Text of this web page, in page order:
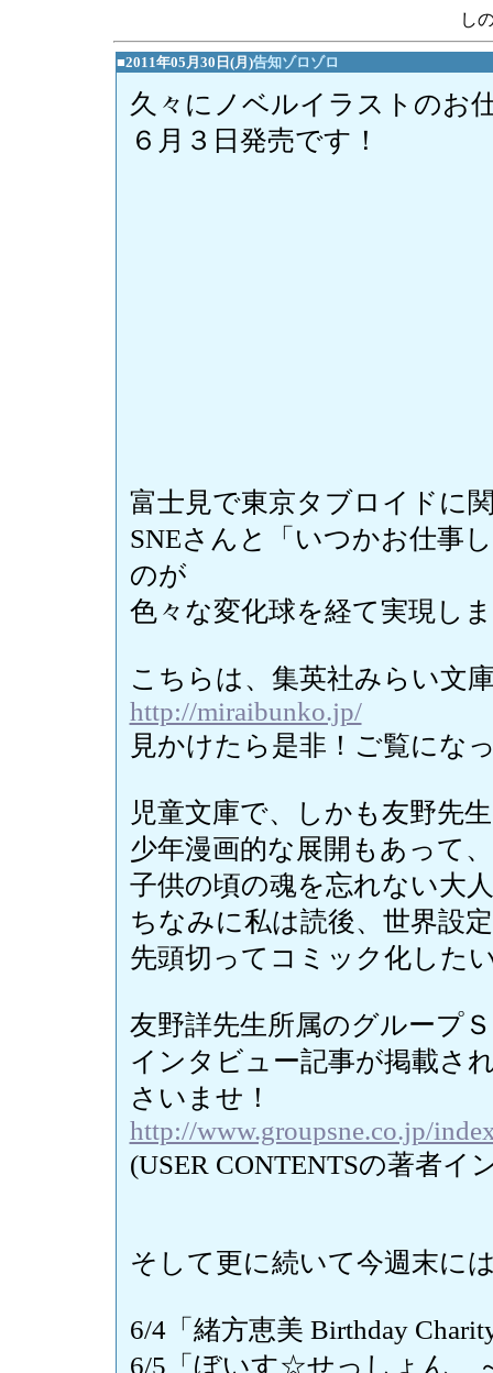
し
■2011年05月30日(月)告知ゾロゾロ
久々にノベルイラストのお
６月３日発売です！
富士見で東京タブロイドに
SNEさんと「いつかお仕事
のが
色々な変化球を経て実現し
こちらは、集英社みらい文
http://miraibunko.jp/
見かけたら是非！ご覧にな
児童文庫で、しかも友野先
少年漫画的な展開もあって
子供の頃の魂を忘れない大
ちなみに私は読後、世界設
先頭切ってコミック化した
友野詳先生所属のグループ
インタビュー記事が掲載さ
さいませ！
http://www.groupsne.co.jp/
(USER CONTENTSの著者
そして更に続いて今週末に
6/4「緒方恵美 Birthday
6/5「ぼいす☆せっしょん ～